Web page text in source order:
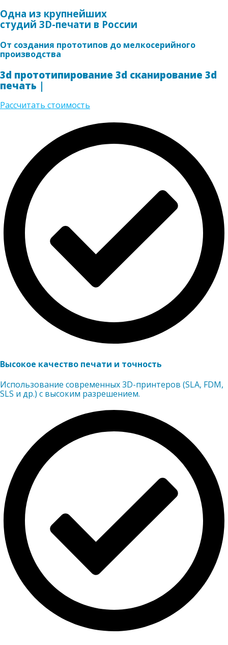
Одна из крупнейших
студий 3D-печати в России
От создания прототипов до мелкосерийного
производства
3d прототипирование 3d сканирование 3d
печать |
Рассчитать стоимость
Высокое качество печати и точность
Использование современных 3D-принтеров (SLA, FDM,
SLS и др.) с высоким разрешением.